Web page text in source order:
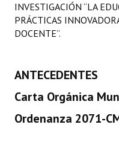
LEGISLACIÓN
Constitución Provincial
Carta Orgánica 2007
Reglamento Interno
INVESTIGACIÓN “LA
PRÁCTICAS
DOCENTE”.
ANTECEDENTES
Carta Orgánica
Ordenanza 2071-